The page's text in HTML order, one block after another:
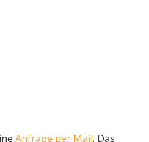
Anfrage per Mail. Das